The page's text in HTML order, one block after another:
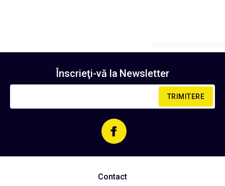
Înscrieţi-vă la Newsletter
TRIMITERE
Contact